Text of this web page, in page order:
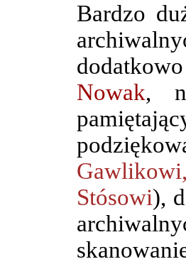
Bardzo
Nowak,
Stósowi),